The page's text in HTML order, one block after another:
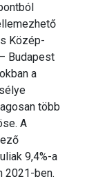
Közép-
Budapest
a
több
A
9,4%-a
2021-ben.